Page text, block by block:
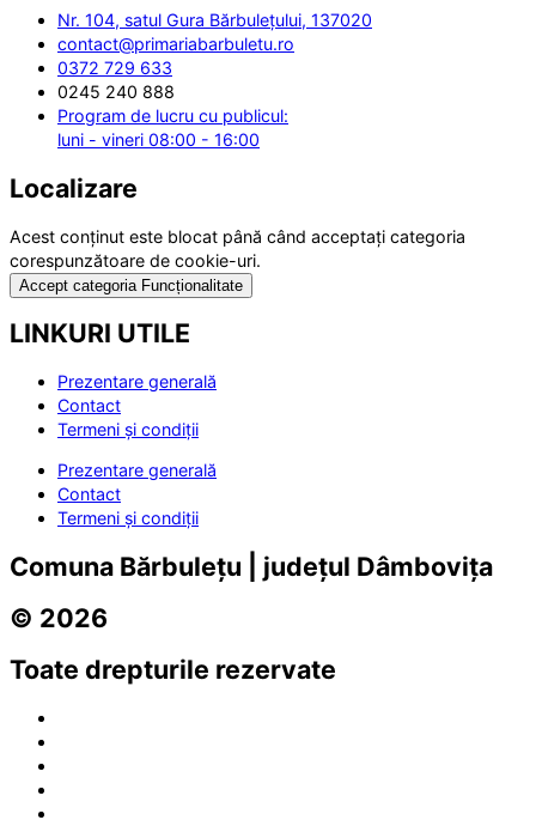
Nr. 104, satul Gura Bărbulețului, 137020
contact@primariabarbuletu.ro
0372 729 633
0245 240 888
Program de lucru cu publicul:
luni - vineri 08:00 - 16:00
Localizare
Acest conținut este blocat până când acceptați categoria
corespunzătoare de cookie-uri.
Accept categoria Funcționalitate
LINKURI UTILE
Prezentare generală
Contact
Termeni și condiții
Prezentare generală
Contact
Termeni și condiții
Comuna Bărbulețu | județul Dâmbovița
© 2026
Toate drepturile rezervate